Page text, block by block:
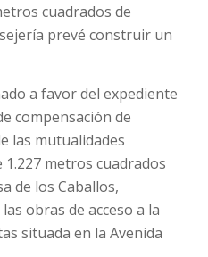
cuadrados de
prevé construir un
a favor del expediente
compensación de
las mutualidades
metros cuadrados
de los Caballos,
obras de acceso a la
situada en la Avenida